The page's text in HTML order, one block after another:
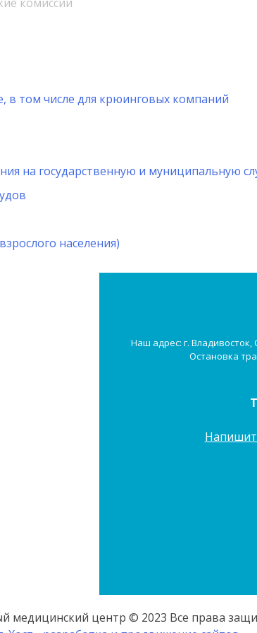
в том числе для крюинговых компаний
на государственную и муниципальную
населения)
Наш адрес: г. Владивосток,
Остановка
медицинский центр © 2023 Все права